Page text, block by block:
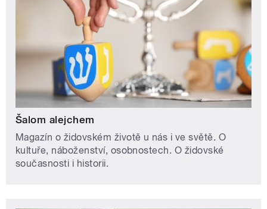
Šalom alejchem
Magazín o židovském životě u nás i ve světě. O
kultuře, náboženství, osobnostech. O židovské
současnosti i historii.